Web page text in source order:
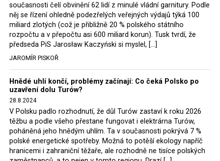
Rozhodnutí polského ministra spravedlnosti jistě potěší
německé, české a polské ekology, ale i těžaře. Je těžké si
představit, že by o takové věci rozhodoval sám ministr
Bodnar. Musel získat politický souhlas vládnoucí koalice.
Stále jsou totiž platné argumenty Morawieckého vlády,
že důl i elektrárna jsou – kromě zabezpečování cca 7 %
polského energetického mixu – klíčovými podniky, spolu
se svými dceřinými společnostmi zaměstnávají cca pět
tisíc lidí. Navíc s činností dolu a elektrárny nepřímo
souvisí dalších několik desítek tisíc pracovních míst v
regionu. Zelená politika ale opět zvítězila.
Rozhodnutí polského ministra spravedlnosti jistě potěší
současnosti čelí obvinění 62 lidí z minulé vládní garnitury. Podle
něj se řízení ohledně podezřelých veřejných výdajů týká 100
miliard zlotých (což je přibližně 20 % polského státního
rozpočtu a v přepočtu asi 600 miliard korun). Tusk tvrdí, že
předseda PiS Jarosław Kaczyński si myslel, […]
JAROMÍR PISKOŘ
Hnědé uhlí končí, problémy začínají: Co čeká Polsko po
uzavření dolu Turów?
28.8.2024
V Polsku padlo rozhodnutí, že důl Turów zastaví k roku 2026
těžbu a podle všeho přestane fungovat i elektrárna Turów,
poháněná jeho hnědým uhlím. Ta v současnosti pokrývá 7 %
polské energetické spotřeby. Možná to potěší ekology napříč
hranicemi i zahraniční těžaře, ale rozhodně ne tisíce polských